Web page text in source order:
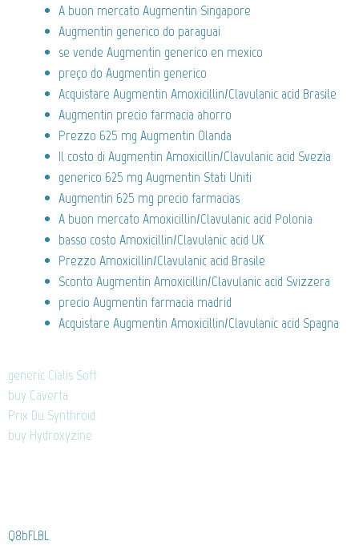
A buon mercato Augmentin Singapore
Augmentin generico do paraguai
se vende Augmentin generico en mexico
preço do Augmentin generico
Acquistare Augmentin Amoxicillin/Clavulanic acid Brasile
Augmentin precio farmacia ahorro
Prezzo 625 mg Augmentin Olanda
Il costo di Augmentin Amoxicillin/Clavulanic acid Svezia
generico 625 mg Augmentin Stati Uniti
Augmentin 625 mg precio farmacias
A buon mercato Amoxicillin/Clavulanic acid Polonia
basso costo Amoxicillin/Clavulanic acid UK
Prezzo Amoxicillin/Clavulanic acid Brasile
Sconto Augmentin Amoxicillin/Clavulanic acid Svizzera
precio Augmentin farmacia madrid
Acquistare Augmentin Amoxicillin/Clavulanic acid Spagna
generic Cialis Soft
buy Caverta
Prix Du Synthroid
buy Hydroxyzine
Q8bFLBL